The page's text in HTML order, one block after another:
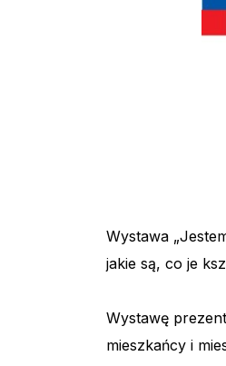
Wystawa
jakie są, co je
Wystawę
mieszkańcy i